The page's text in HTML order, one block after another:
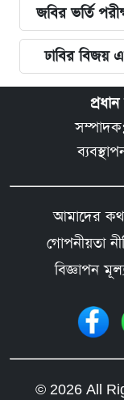
জবির ভর্তি
ঢাবির বিজয়
আমাদের
গোপনীয়তা
বিজ্ঞাপন
© 2026 All